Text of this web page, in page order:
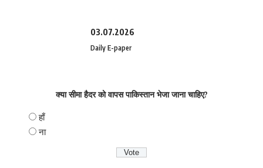
03.07.2026
Daily E-paper
क्या सीमा हैदर को वापस पाकिस्तान भेजा जाना चाहिए?
हाँ
ना